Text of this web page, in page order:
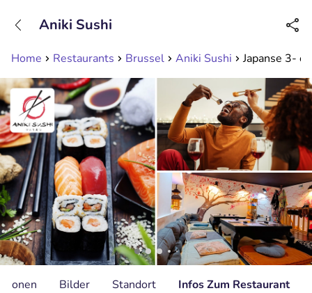
Erreichbar bis 23:00 Uhr (max 0,09€/Min)
Home Restaurants Brussel Aniki Sushi Japanse 3-
Aniki Sushi
Bilder Standort Infos Zum Restaurant